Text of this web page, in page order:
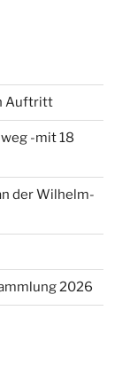
Auftritt
-mit 18
der Wilhelm-
2026